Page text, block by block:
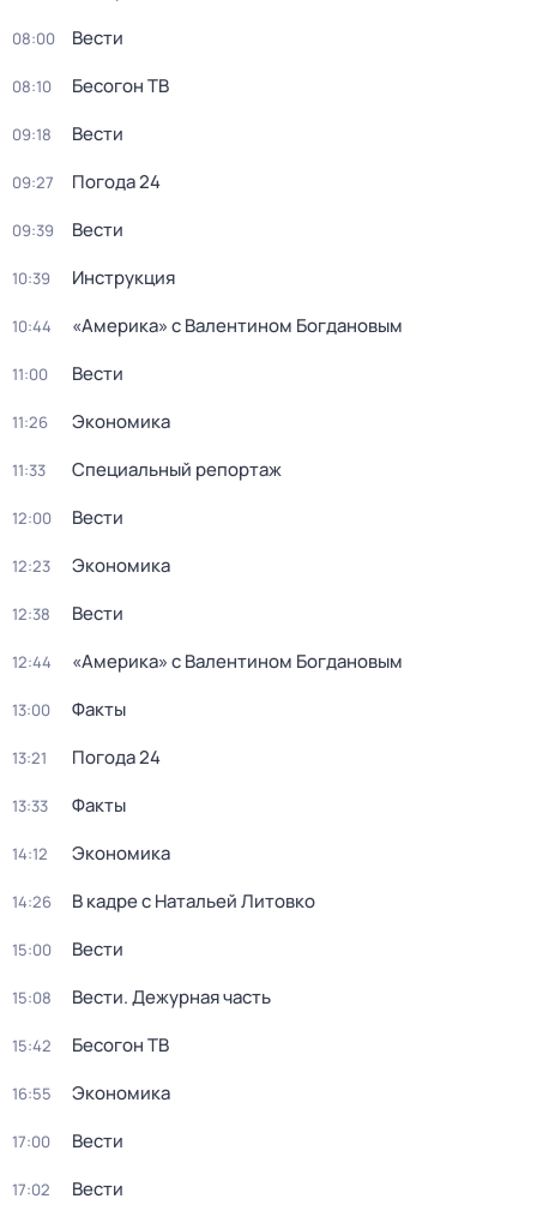
08:00 Вести
08:10 Бесогон ТВ
09:18 Вести
09:27 Погода 24
09:39 Вести
10:39 Инструкция
10:44 «Америка» с Валентином Богдановым
11:00 Вести
11:26 Экономика
11:33 Специальный репортаж
12:00 Вести
12:23 Экономика
12:38 Вести
12:44 «Америка» с Валентином Богдановым
13:00 Факты
13:21 Погода 24
13:33 Факты
14:12 Экономика
14:26 В кадре с Натальей Литовко
15:00 Вести
15:08 Вести. Дежурная часть
15:42 Бесогон ТВ
16:55 Экономика
17:00 Вести
17:02 Вести